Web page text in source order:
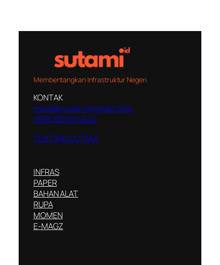
Membentangkan Infrastruktur Negeri
KONTAK
majalahsutami@gmail.com
0895 32050 4664
TENTANG SUTAMI
INFRAS
PAPER
BAHAN ALAT
RUPA
MOMEN
E-MAGZ